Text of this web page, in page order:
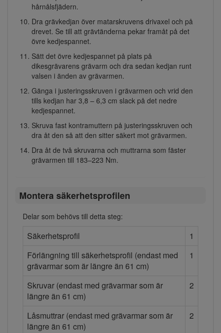
hårnålsfjädern.
Dra grävkedjan över matarskruvens drivaxel och på
drevet. Se till att grävtänderna pekar framåt på det
övre kedjespannet.
Sätt det övre kedjespannet på plats på
dikesgrävarens grävarm och dra sedan kedjan runt
valsen i änden av grävarmen.
Gänga i justeringsskruven i grävarmen och vrid den
tills kedjan har 3,8 – 6,3 cm slack på det nedre
kedjespannet.
Skruva fast kontramuttern på justeringsskruven och
dra åt den så att den sitter säkert mot grävarmen.
Dra åt de två skruvarna och muttrarna som fäster
grävarmen till 183–223 Nm.
Montera säkerhetsprofilen
Delar som behövs till detta steg:
Säkerhetsprofil
1
Förlängning till säkerhetsprofil (endast med
grävarmar som är längre än 61 cm)
1
Skruvar (endast med grävarmar som är
längre än 61 cm)
2
Låsmuttrar (endast med grävarmar som är
längre än 61 cm)
2